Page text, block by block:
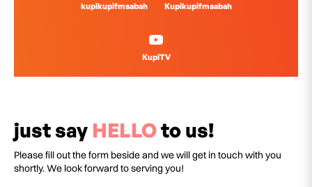
kupikupifmsabah Kupikupifmsabah
KupiTV
just say HELLOto us!
Please fill out the form beside and we will get in touch with you
shortly. We look forward to serving you!